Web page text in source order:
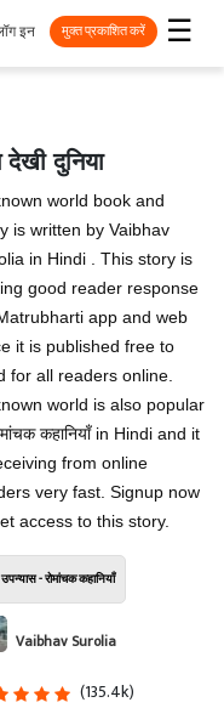
☰
इन मुक्त प्रकाशित करें
दुनिया
world book and
is written by Vaibhav
in Hindi . This story is
good reader response
app and web
it is published free to
for all readers online.
world is also popular
कहानियाँ in Hindi and it
from online
very fast. Signup now
access to this story.
उपन्यास - रोमांचक कहानियाँ
Vaibhav Surolia
(135.4k)